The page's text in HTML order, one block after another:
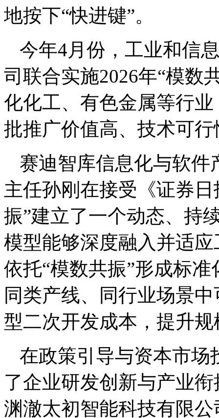
地按下“快进键”。
今年4月份，工业和信
司联合实施2026年“模数
化化工、有色金属等行
批推广价值高、技术可
赛迪智库信息化与软件
主任孙刚在接受《证券
振”建立了一个动态、持
模型能够深度融入并适
依托“模数共振”形成标
同类产线、同行业场景
型二次开发成本，提升
在政策引导与资本市场
了企业研发创新与产业
渊澈太初智能科技有限